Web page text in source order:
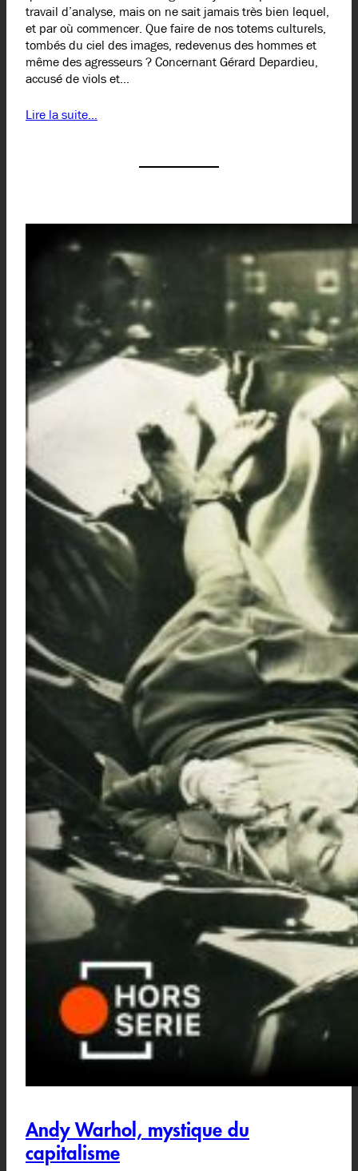
travail d’analyse, mais on ne sait jamais très bien lequel,
et par où commencer. Que faire de nos totems culturels,
tombés du ciel des images, redevenus des hommes et
même des agresseurs ? Concernant Gérard Depardieu,
accusé de viols et…
Lire la suite…
Andy Warhol, mystique du
capitalisme